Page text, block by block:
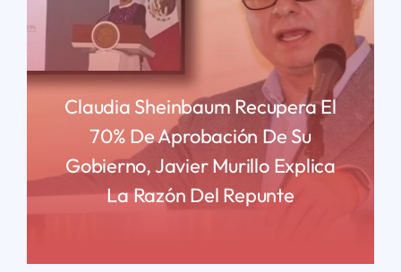
Claudia Sheinbaum Recupera El
70% De Aprobación De Su
Gobierno, Javier Murillo Explica
La Razón Del Repunte